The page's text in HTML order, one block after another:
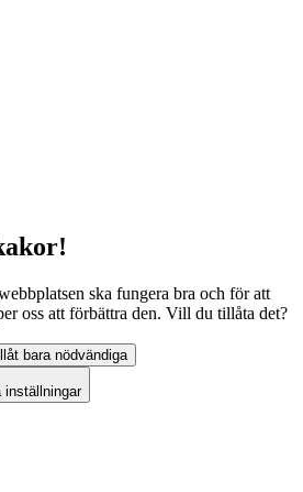
ska fungera bra och för att
oss att förbättra den. Vill du tillåta det?
bara nödvändiga
inställningar